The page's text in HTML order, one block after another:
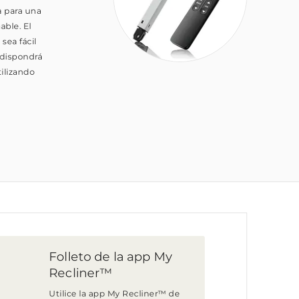
para una
El
fácil
Folleto de la app My
Recliner™
Utilice la app My Recliner™ de